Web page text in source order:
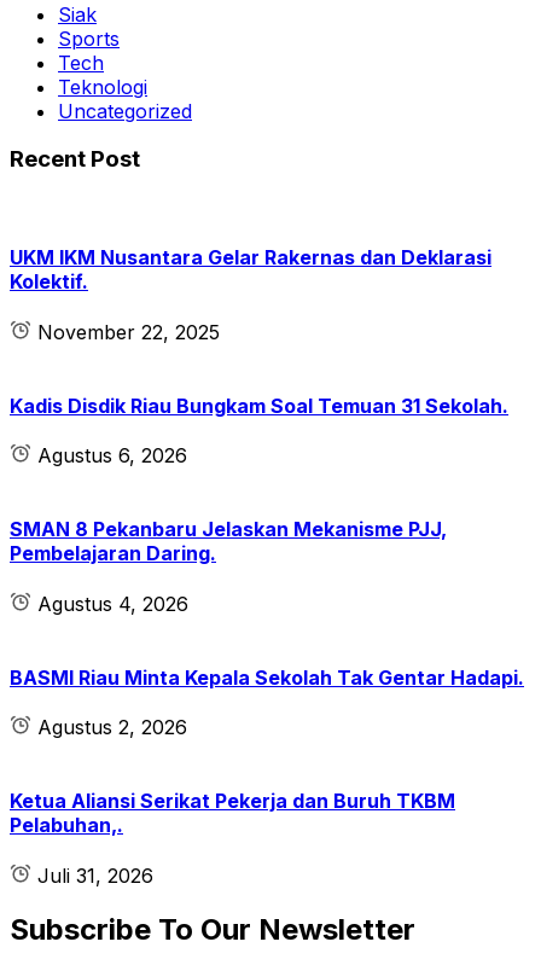
Siak
Sports
Tech
Teknologi
Uncategorized
Recent Post
UKM IKM Nusantara Gelar Rakernas dan Deklarasi
Kolektif.
November 22, 2025
Kadis Disdik Riau Bungkam Soal Temuan 31 Sekolah.
Agustus 6, 2026
SMAN 8 Pekanbaru Jelaskan Mekanisme PJJ,
Pembelajaran Daring.
Agustus 4, 2026
BASMI Riau Minta Kepala Sekolah Tak Gentar Hadapi.
Agustus 2, 2026
Ketua Aliansi Serikat Pekerja dan Buruh TKBM
Pelabuhan,.
Juli 31, 2026
Subscribe To Our Newsletter